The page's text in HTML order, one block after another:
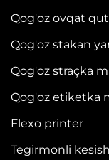
Qog'oz ovqat
Qog'oz stakan
Qog'oz straçka
Qog'oz etiketka
Flexo printer
Tegirmonli